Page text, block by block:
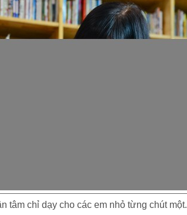
tâm chỉ dạy cho các em nhỏ từng chút một.